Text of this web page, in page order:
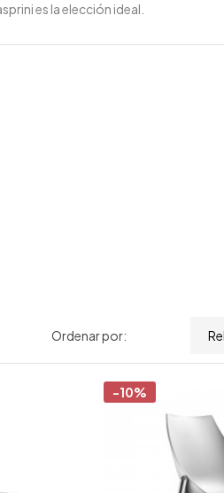
es la elección ideal.
Ordenar por:
-10%